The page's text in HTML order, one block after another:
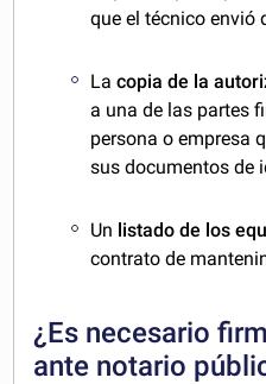
que el técnico envió
Lacopia de la
a una de las partes
persona o empresa
sus documentos de
Un listado de los
contrato de
¿Es necesario
ante notario